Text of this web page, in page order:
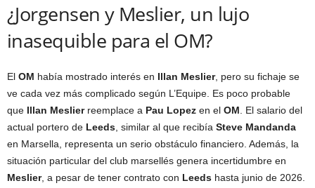
¿Jorgensen y Meslier, un lujo
inasequible para el OM?
El OM había mostrado interés en Illan Meslier, pero su fichaje se
ve cada vez más complicado según L’Equipe. Es poco probable
que Illan Meslierreemplace a Pau Lopez en el OM. El salario del
actual portero de Leeds, similar al que recibía Steve Mandanda
en Marsella, representa un serio obstáculo financiero. Además, la
situación particular del club marsellés genera incertidumbre en
Meslier, a pesar de tener contrato con Leeds hasta junio de 2026.